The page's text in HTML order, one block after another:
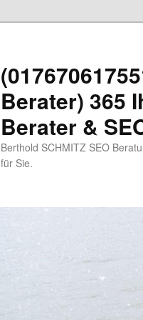
Berater) 365
Berater &
Berthold SCHMITZ SEO
für Sie.